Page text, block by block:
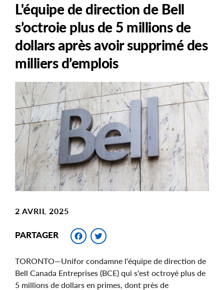
L'équipe de direction de Bell
s’octroie plus de 5 millions de
dollars après avoir supprimé des
milliers d’emplois
Main
Image
Image
2 AVRIL 2025
PARTAGER Facebook
TORONTO—Unifor condamne l'équipe de direction de
Bell Canada Entreprises (BCE) qui s'est octroyé plus de
5 millions de dollars en primes, dont près de